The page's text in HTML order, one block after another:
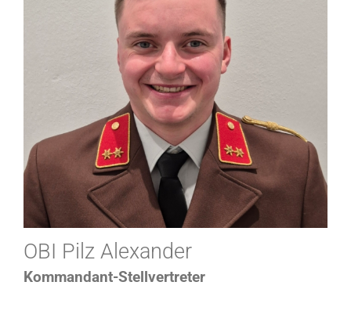
OBI Pilz Alexander
Kommandant-Stellvertreter